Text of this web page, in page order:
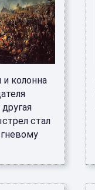
и колонна
стал